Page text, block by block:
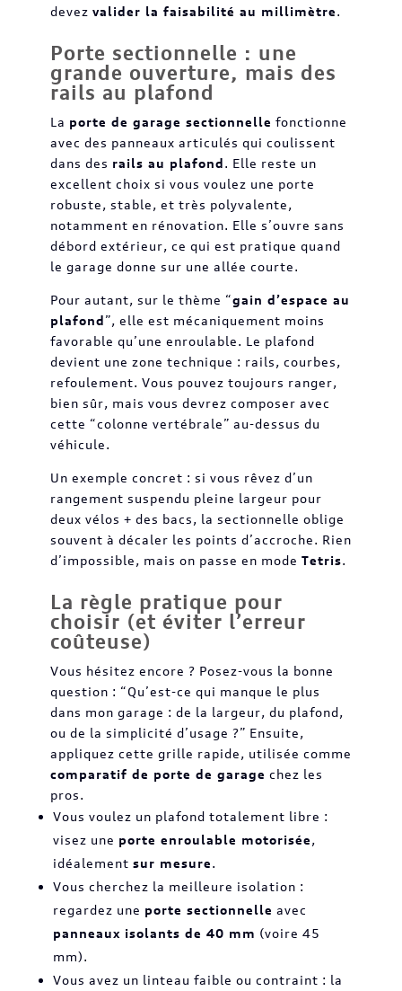
devez valider la faisabilité au millimètre.
Porte sectionnelle : une
grande ouverture, mais des
rails au plafond
La porte de garage sectionnelle fonctionne
avec des panneaux articulés qui coulissent
dans des rails au plafond. Elle reste un
excellent choix si vous voulez une porte
robuste, stable, et très polyvalente,
notamment en rénovation. Elle s’ouvre sans
débord extérieur, ce qui est pratique quand
le garage donne sur une allée courte.
Pour autant, sur le thème “gain d’espace au
plafond”, elle est mécaniquement moins
favorable qu’une enroulable. Le plafond
devient une zone technique : rails, courbes,
refoulement. Vous pouvez toujours ranger,
bien sûr, mais vous devrez composer avec
cette “colonne vertébrale” au-dessus du
véhicule.
Un exemple concret : si vous rêvez d’un
rangement suspendu pleine largeur pour
deux vélos + des bacs, la sectionnelle oblige
souvent à décaler les points d’accroche. Rien
d’impossible, mais on passe en mode Tetris.
La règle pratique pour
choisir (et éviter l’erreur
coûteuse)
Vous hésitez encore ? Posez-vous la bonne
question : “Qu’est-ce qui manque le plus
dans mon garage : de la largeur, du plafond,
ou de la simplicité d’usage ?” Ensuite,
appliquez cette grille rapide, utilisée comme
comparatif de porte de garage chez les
pros.
Vous voulez un plafond totalement libre :
visez une porte enroulable motorisée,
idéalement sur mesure.
Vous cherchez la meilleure isolation :
regardez une porte sectionnelle avec
panneaux isolants de 40 mm (voire 45
mm).
Vous avez un linteau faible ou contraint : la